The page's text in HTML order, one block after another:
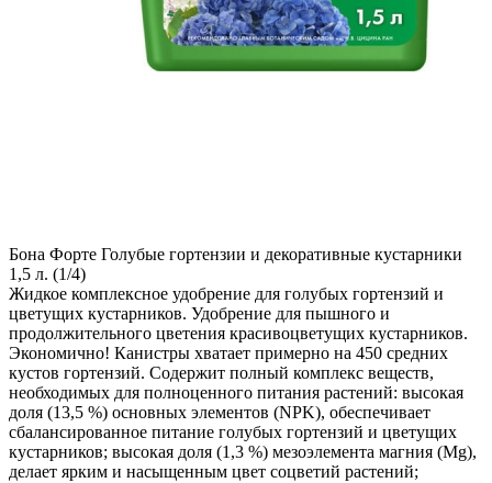
Бона Форте Голубые гортензии и декоративные кустарники
1,5 л. (1/4)
Жидкое комплексное удобрение для голубых гортензий и
цветущих кустарников. Удобрение для пышного и
продолжительного цветения красивоцветущих кустарников.
Экономично! Канистры хватает примерно на 450 средних
кустов гортензий. Содержит полный комплекс веществ,
необходимых для полноценного питания растений: высокая
доля (13,5 %) основных элементов (NPK), обеспечивает
сбалансированное питание голубых гортензий и цветущих
кустарников; высокая доля (1,3 %) мезоэлемента магния (Mg),
делает ярким и насыщенным цвет соцветий растений;